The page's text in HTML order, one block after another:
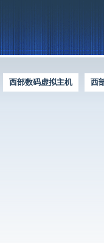
西部数码虚拟主机
西